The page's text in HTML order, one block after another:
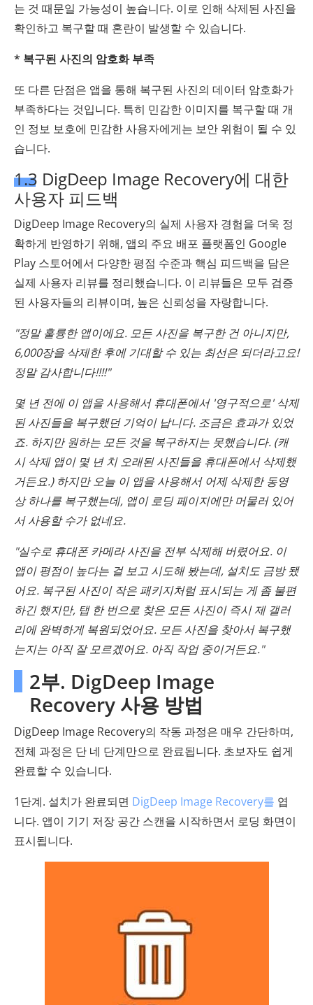
는 것 때문일 가능성이 높습니다. 이로 인해 삭제된 사진을
확인하고 복구할 때 혼란이 발생할 수 있습니다.
* 복구된 사진의 암호화 부족
또 다른 단점은 앱을 통해 복구된 사진의 데이터 암호화가
부족하다는 것입니다. 특히 민감한 이미지를 복구할 때 개
인 정보 보호에 민감한 사용자에게는 보안 위험이 될 수 있
습니다.
1.3 DigDeep Image Recovery에 대한
사용자 피드백
DigDeep Image Recovery의 실제 사용자 경험을 더욱 정
확하게 반영하기 위해, 앱의 주요 배포 플랫폼인 Google
Play 스토어에서 다양한 평점 수준과 핵심 피드백을 담은
실제 사용자 리뷰를 정리했습니다. 이 리뷰들은 모두 검증
된 사용자들의 리뷰이며, 높은 신뢰성을 자랑합니다.
"정말 훌륭한 앱이에요. 모든 사진을 복구한 건 아니지만,
6,000장을 삭제한 후에 기대할 수 있는 최선은 되더라고요!
정말 감사합니다!!!!"
몇 년 전에 이 앱을 사용해서 휴대폰에서 '영구적으로' 삭제
된 사진들을 복구했던 기억이 납니다. 조금은 효과가 있었
죠. 하지만 원하는 모든 것을 복구하지는 못했습니다. (캐
시 삭제 앱이 몇 년 치 오래된 사진들을 휴대폰에서 삭제했
거든요.) 하지만 오늘 이 앱을 사용해서 어제 삭제한 동영
상 하나를 복구했는데, 앱이 로딩 페이지에만 머물러 있어
서 사용할 수가 없네요.
"실수로 휴대폰 카메라 사진을 전부 삭제해 버렸어요. 이
앱이 평점이 높다는 걸 보고 시도해 봤는데, 설치도 금방 됐
어요. 복구된 사진이 작은 패키지처럼 표시되는 게 좀 불편
하긴 했지만, 탭 한 번으로 찾은 모든 사진이 즉시 제 갤러
리에 완벽하게 복원되었어요. 모든 사진을 찾아서 복구했
는지는 아직 잘 모르겠어요. 아직 작업 중이거든요."
2부. DigDeep Image
Recovery 사용 방법
DigDeep Image Recovery의 작동 과정은 매우 간단하며,
전체 과정은 단 네 단계만으로 완료됩니다. 초보자도 쉽게
완료할 수 있습니다.
1단계. 설치가 완료되면 DigDeep Image Recovery를 엽
니다. 앱이 기기 저장 공간 스캔을 시작하면서 로딩 화면이
표시됩니다.